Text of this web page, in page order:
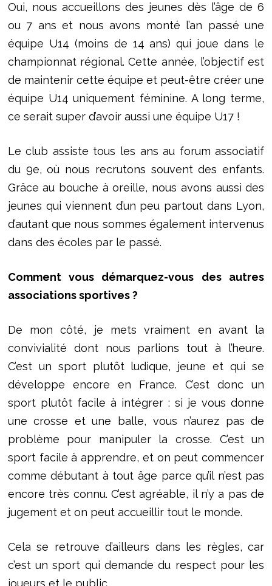
Oui, nous accueillons des jeunes dès l’âge de 6
ou 7 ans et nous avons monté l’an passé une
équipe U14 (moins de 14 ans) qui joue dans le
championnat régional. Cette année, l’objectif est
de maintenir cette équipe et peut-être créer une
équipe U14 uniquement féminine. A long terme,
ce serait super d’avoir aussi une équipe U17 !
Le club assiste tous les ans au forum associatif
du 9e, où nous recrutons souvent des enfants.
Grâce au bouche à oreille, nous avons aussi des
jeunes qui viennent d’un peu partout dans Lyon,
d’autant que nous sommes également intervenus
dans des écoles par le passé.
Comment vous démarquez-vous des autres
associations sportives ?
De mon côté, je mets vraiment en avant la
convivialité dont nous parlions tout à l’heure.
C’est un sport plutôt ludique, jeune et qui se
développe encore en France. C’est donc un
sport plutôt facile à intégrer : si je vous donne
une crosse et une balle, vous n’aurez pas de
problème pour manipuler la crosse. C’est un
sport facile à apprendre, et on peut commencer
comme débutant à tout âge parce qu’il n’est pas
encore très connu. C’est agréable, il n’y a pas de
jugement et on peut accueillir tout le monde.
Cela se retrouve d’ailleurs dans les règles, car
c’est un sport qui demande du respect pour les
joueurs et le public.